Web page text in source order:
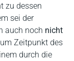
zu dessen
sei der
auch noch nicht
Zeitpunkt des
durch die